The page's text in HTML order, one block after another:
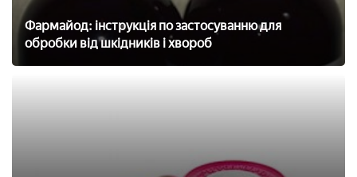
Фармайод: інструкція по застосуванню для
обробки від шкідників і хвороб